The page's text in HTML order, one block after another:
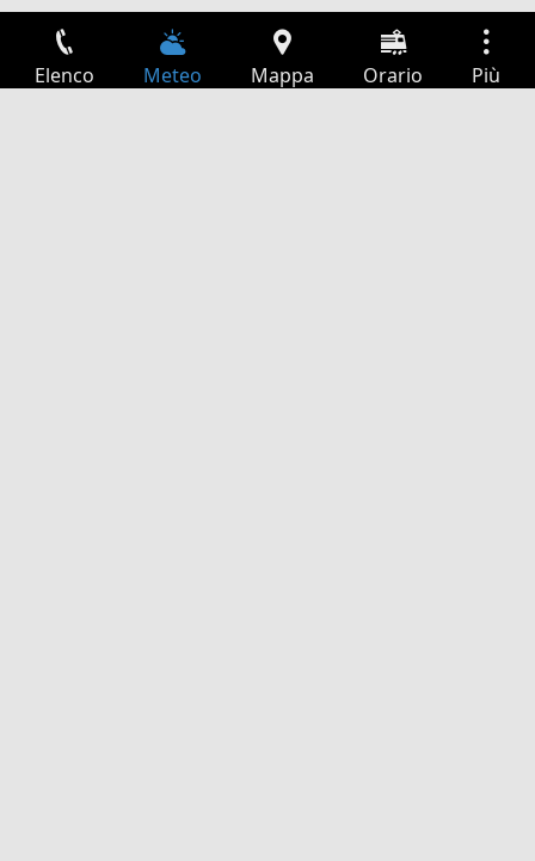
Elenco Meteo Mappa Orario Più